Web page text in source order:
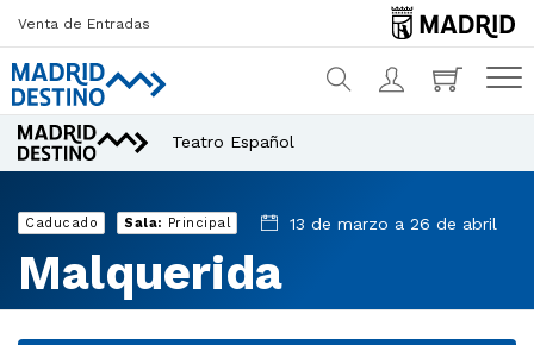
Venta de Entradas
¿Qué estás buscando?
Teatro Español
Caducado Sala: Principal 13 de marzo a 26 de abril
Malquerida